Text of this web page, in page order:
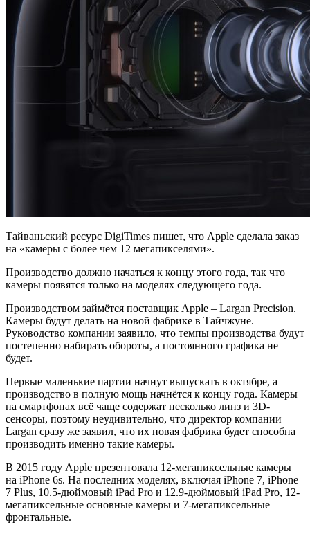
Тайваньский ресурс DigiTimes пишет, что Apple сделала заказ
на «камеры с более чем 12 мегапикселями».
Производство должно начаться к концу этого года, так что
камеры появятся только на моделях следующего года.
Производством займётся поставщик Apple – Largan Precision.
Камеры будут делать на новой фабрике в Тайчжуне.
Руководство компании заявило, что темпы производства будут
постепенно набирать обороты, а постоянного графика не
будет.
Первые маленькие партии начнут выпускать в октябре, а
производство в полную мощь начнётся к концу года. Камеры
на смартфонах всё чаще содержат несколько линз и 3D-
сенсоры, поэтому неудивительно, что директор компании
Largan сразу же заявил, что их новая фабрика будет способна
производить именно такие камеры.
В 2015 году Apple презентовала 12-мегапиксельные камеры
на iPhone 6s. На последних моделях, включая iPhone 7, iPhone
7 Plus, 10.5-дюймовый iPad Pro и 12.9-дюймовый iPad Pro, 12-
мегапиксельные основные камеры и 7-мегапиксельные
фронтальные.